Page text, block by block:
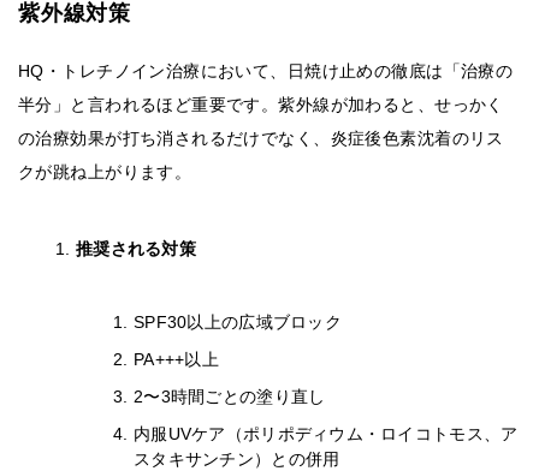
紫外線対策
HQ・トレチノイン治療において、日焼け止めの徹底は「治療の
半分」と言われるほど重要です。紫外線が加わると、せっかく
の治療効果が打ち消されるだけでなく、炎症後色素沈着のリス
クが跳ね上がります。
推奨される対策
SPF30以上の広域ブロック
PA+++以上
2〜3時間ごとの塗り直し
内服UVケア（ポリポディウム・ロイコトモス、ア
スタキサンチン）との併用